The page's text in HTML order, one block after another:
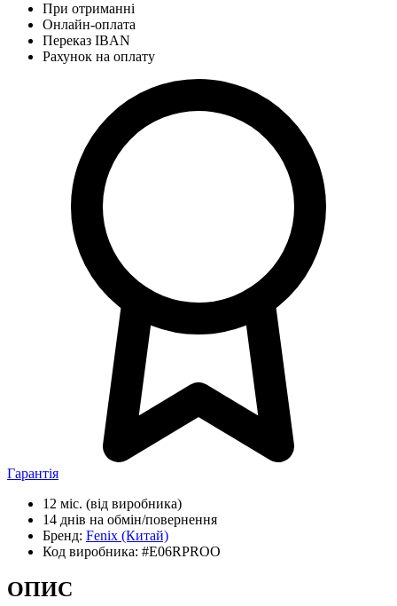
При отриманні
Онлайн-оплата
Переказ IBAN
Рахунок на оплату
Гарантія
12 міс. (від виробника)
14 днів на обмін/повернення
Бренд: Fenix (Китай)
Код виробника: #E06RPROO
ОПИС